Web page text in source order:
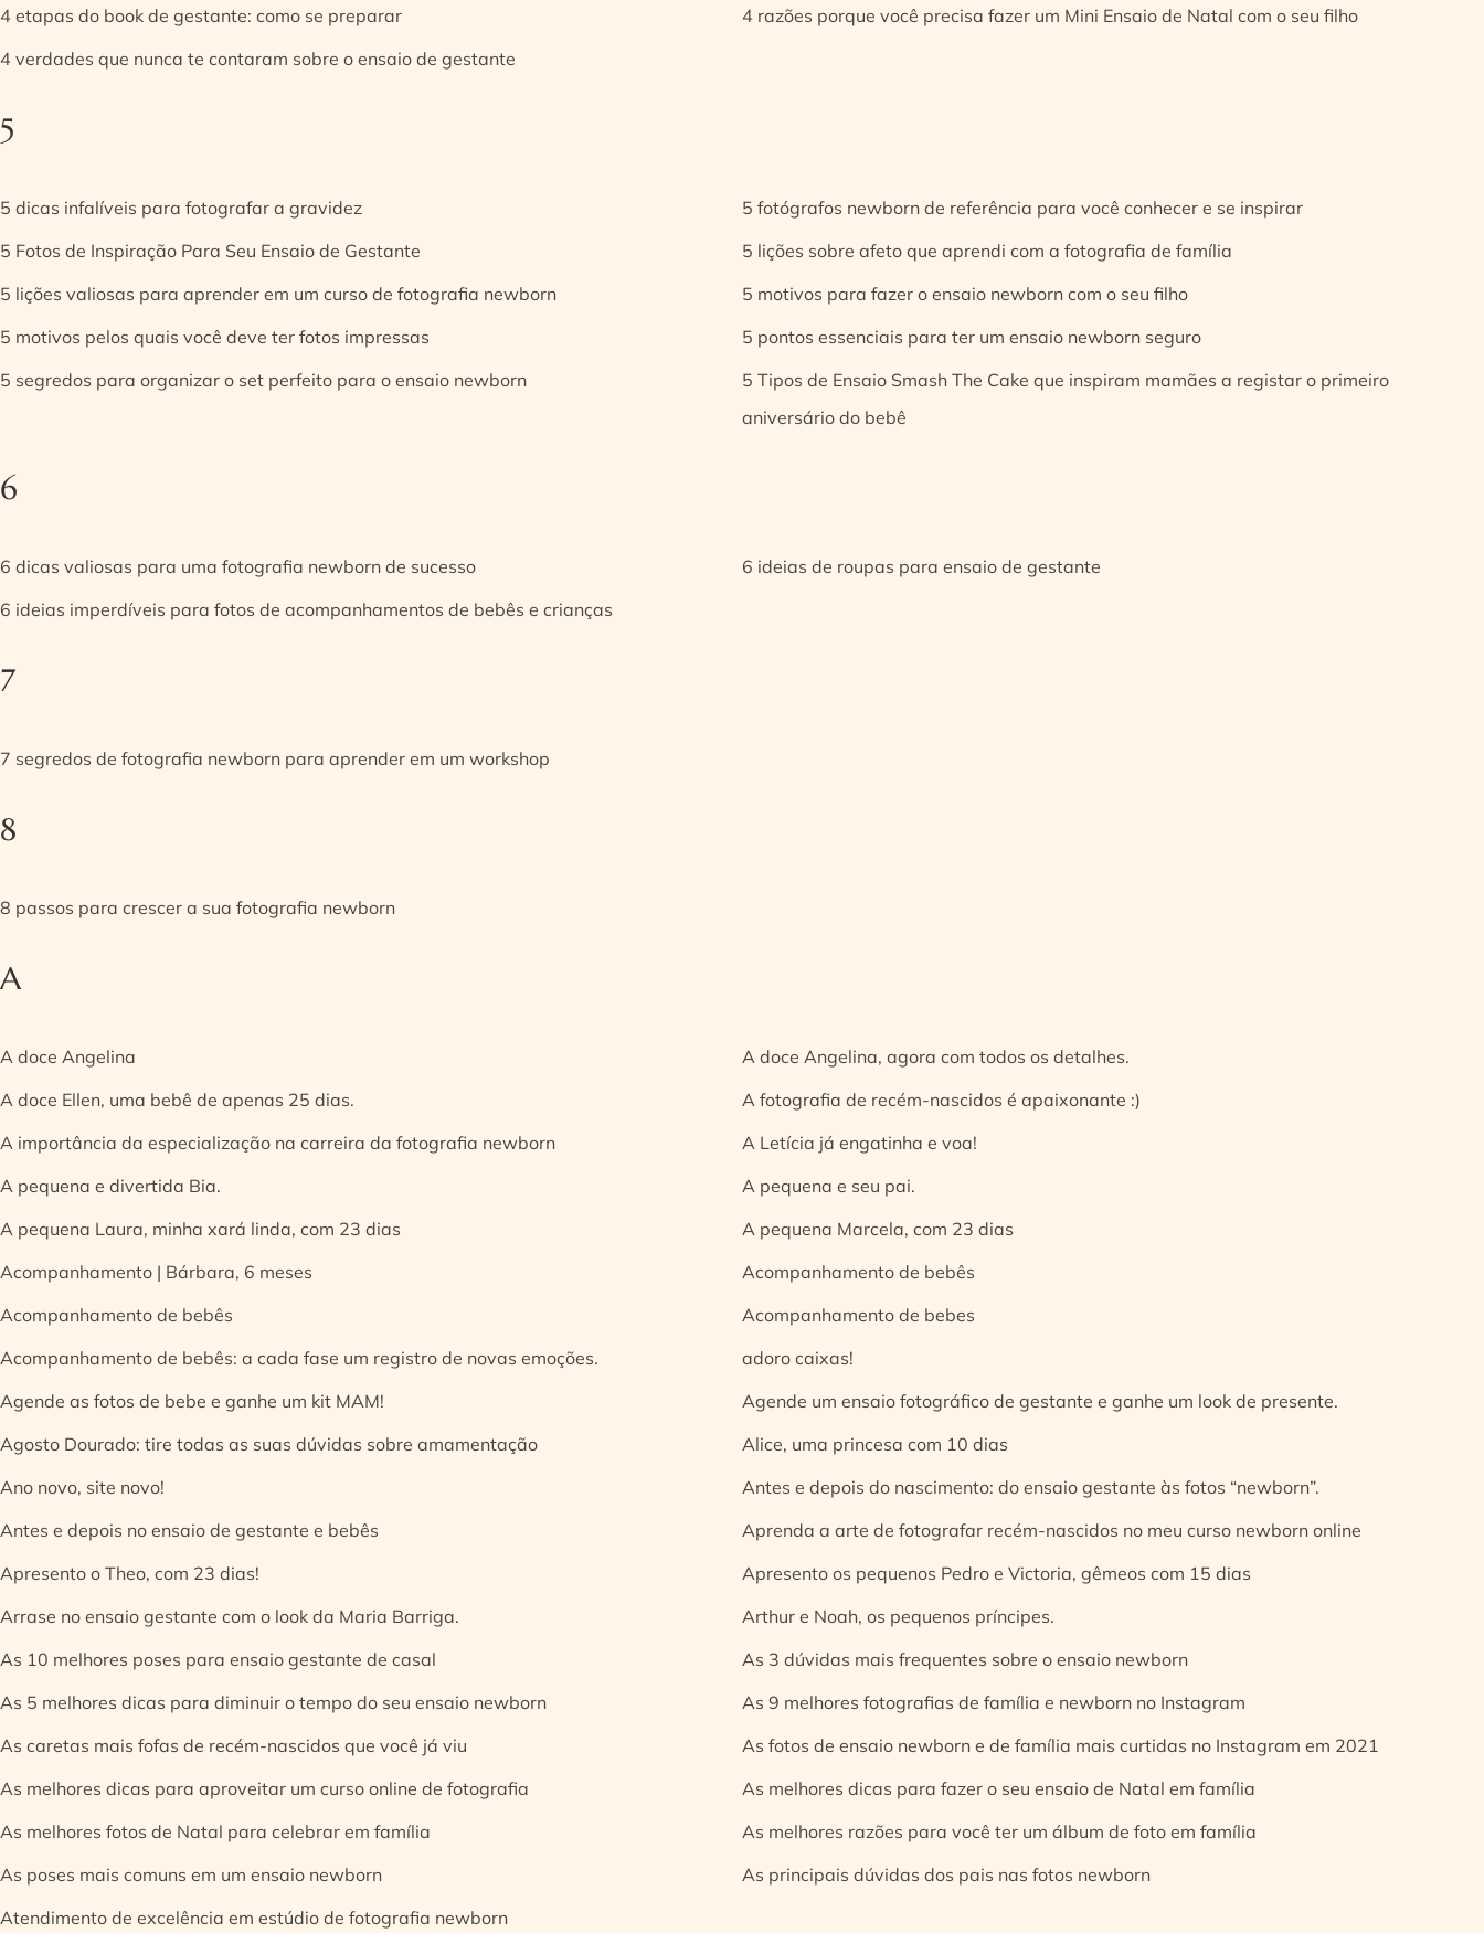
4 etapas do book de gestante: como se preparar
4 razões porque você precisa fazer um Mini Ensaio de Natal com o seu filho
4 verdades que nunca te contaram sobre o ensaio de gestante
5
5 dicas infalíveis para fotografar a gravidez
5 fotógrafos newborn de referência para você conhecer e se inspirar
5 Fotos de Inspiração Para Seu Ensaio de Gestante
5 lições sobre afeto que aprendi com a fotografia de família
5 lições valiosas para aprender em um curso de fotografia newborn
5 motivos para fazer o ensaio newborn com o seu filho
5 motivos pelos quais você deve ter fotos impressas
5 pontos essenciais para ter um ensaio newborn seguro
5 segredos para organizar o set perfeito para o ensaio newborn
5 Tipos de Ensaio Smash The Cake que inspiram mamães a registar o primeiro
aniversário do bebê
6
6 dicas valiosas para uma fotografia newborn de sucesso
6 ideias de roupas para ensaio de gestante
6 ideias imperdíveis para fotos de acompanhamentos de bebês e crianças
7
7 segredos de fotografia newborn para aprender em um workshop
8
8 passos para crescer a sua fotografia newborn
A
A doce Angelina
A doce Angelina, agora com todos os detalhes.
A doce Ellen, uma bebê de apenas 25 dias.
A fotografia de recém-nascidos é apaixonante :)
A importância da especialização na carreira da fotografia newborn
A Letícia já engatinha e voa!
A pequena e divertida Bia.
A pequena e seu pai.
A pequena Laura, minha xará linda, com 23 dias
A pequena Marcela, com 23 dias
Acompanhamento | Bárbara, 6 meses
Acompanhamento de bebês
Acompanhamento de bebês
Acompanhamento de bebes
Acompanhamento de bebês: a cada fase um registro de novas emoções.
adoro caixas!
Agende as fotos de bebe e ganhe um kit MAM!
Agende um ensaio fotográfico de gestante e ganhe um look de presente.
Agosto Dourado: tire todas as suas dúvidas sobre amamentação
Alice, uma princesa com 10 dias
Ano novo, site novo!
Antes e depois do nascimento: do ensaio gestante às fotos “newborn”.
Antes e depois no ensaio de gestante e bebês
Aprenda a arte de fotografar recém-nascidos no meu curso newborn online
Apresento o Theo, com 23 dias!
Apresento os pequenos Pedro e Victoria, gêmeos com 15 dias
Arrase no ensaio gestante com o look da Maria Barriga.
Arthur e Noah, os pequenos príncipes.
As 10 melhores poses para ensaio gestante de casal
As 3 dúvidas mais frequentes sobre o ensaio newborn
As 5 melhores dicas para diminuir o tempo do seu ensaio newborn
As 9 melhores fotografias de família e newborn no Instagram
As caretas mais fofas de recém-nascidos que você já viu
As fotos de ensaio newborn e de família mais curtidas no Instagram em 2021
As melhores dicas para aproveitar um curso online de fotografia
As melhores dicas para fazer o seu ensaio de Natal em família
As melhores fotos de Natal para celebrar em família
As melhores razões para você ter um álbum de foto em família
As poses mais comuns em um ensaio newborn
As principais dúvidas dos pais nas fotos newborn
Atendimento de excelência em estúdio de fotografia newborn